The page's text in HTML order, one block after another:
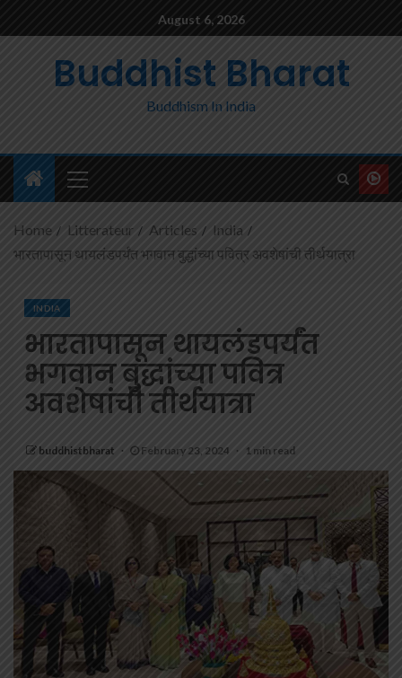
August 6, 2026
Buddhist Bharat
Buddhism In India
Home Litterateur Articles
India
भारतापासून थायलंडपर्यंत भगवान बुद्धांच्या पवित्र अवशेषांची तीर्थयात्रा
INDIA
भारतापासून थायलंडपर्यंत
भगवान बुद्धांच्या पवित्र
अवशेषांची तीर्थयात्रा
buddhistbharat February 23, 2024 1 min read